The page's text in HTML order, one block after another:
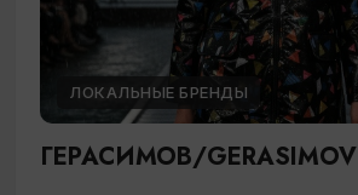
ЛОКАЛЬНЫЕ БРЕНДЫ
ГЕРАСИМОВ/GERASIMOV